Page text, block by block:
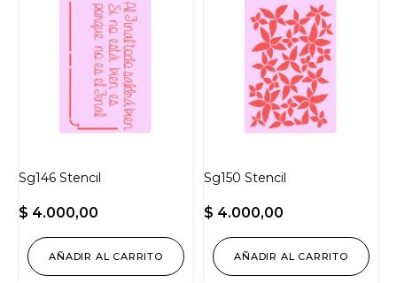
Sg146 Stencil
$ 4.000,00
AÑADIR AL CARRITO
Sg150 Stencil
$ 4.000,00
AÑADIR AL CARRITO